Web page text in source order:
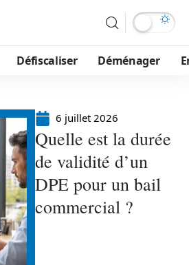
Défiscaliser Déménager
6 juillet 2026
Quelle est la durée
de validité d’un
DPE pour un bail
commercial ?